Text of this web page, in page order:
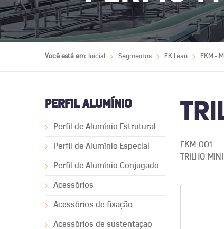
Você está em: Inicial Segmentos FK Lean FKM -
PERFIL ALUMÍNIO
Perfil de Alumínio Estrutural
Perfil de Alumínio Especial
Perfil de Alumínio Conjugado
Acessórios
Acessórios de fixação
Acessórios de sustentação
FKM-001
TRILHO